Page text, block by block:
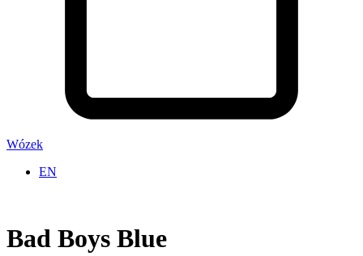
Wózek
EN
Bad Boys Blue